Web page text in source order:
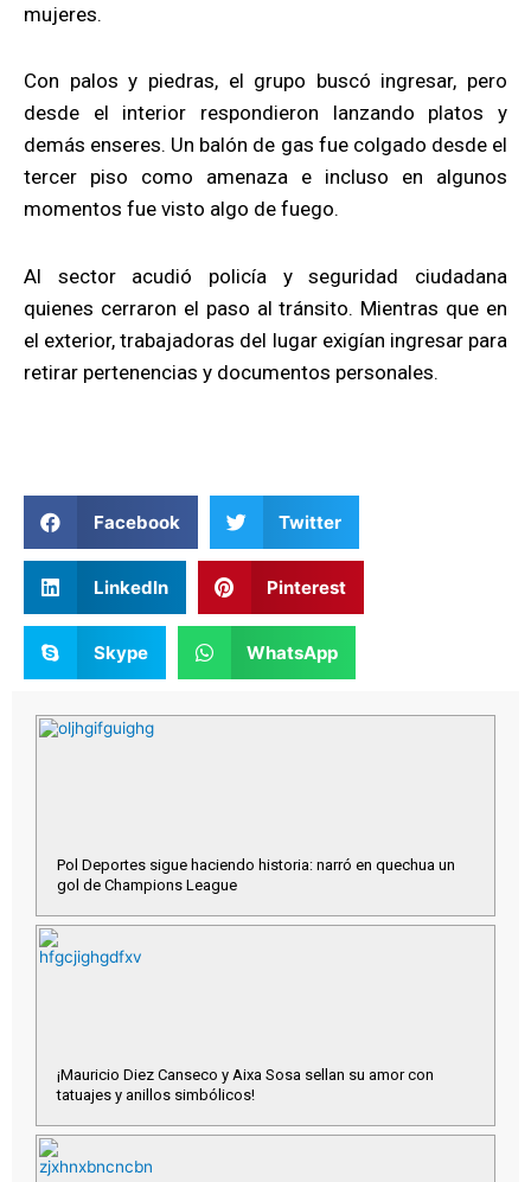
mujeres.
Con palos y piedras, el grupo buscó ingresar, pero
desde el interior respondieron lanzando platos y
demás enseres. Un balón de gas fue colgado desde el
tercer piso como amenaza e incluso en algunos
momentos fue visto algo de fuego.
Al sector acudió policía y seguridad ciudadana
quienes cerraron el paso al tránsito. Mientras que en
el exterior, trabajadoras del lugar exigían ingresar para
retirar pertenencias y documentos personales.
Facebook Twitter
LinkedIn Pinterest
Skype WhatsApp
Pol Deportes sigue haciendo historia: narró en quechua un
gol de Champions League
¡Mauricio Diez Canseco y Aixa Sosa sellan su amor con
tatuajes y anillos simbólicos!